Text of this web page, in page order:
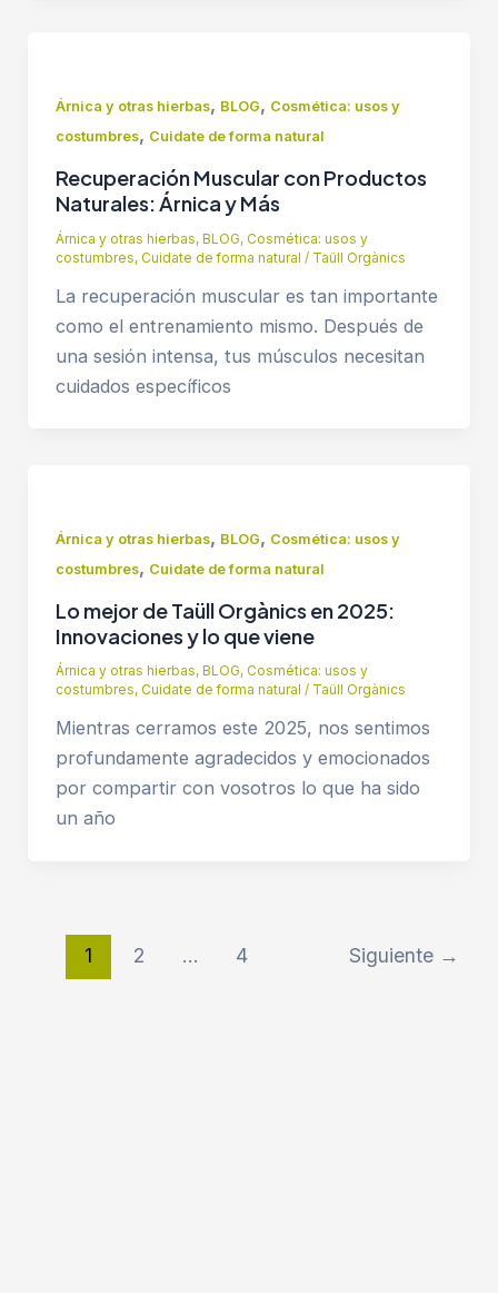
Árnica y otras hierbas, BLOG, Cosmética: usos y
costumbres, Cuidate de forma natural
Recuperación Muscular con Productos
Naturales: Árnica y Más
Árnica y otras hierbas, BLOG, Cosmética: usos y
costumbres, Cuidate de forma natural / Taüll Orgànics
La recuperación muscular es tan importante
como el entrenamiento mismo. Después de
una sesión intensa, tus músculos necesitan
cuidados específicos
Árnica y otras hierbas, BLOG, Cosmética: usos y
costumbres, Cuidate de forma natural
Lo mejor de Taüll Orgànics en 2025:
Innovaciones y lo que viene
Árnica y otras hierbas, BLOG, Cosmética: usos y
costumbres, Cuidate de forma natural / Taüll Orgànics
Mientras cerramos este 2025, nos sentimos
profundamente agradecidos y emocionados
por compartir con vosotros lo que ha sido
un año
1 2 … 4 Siguiente →